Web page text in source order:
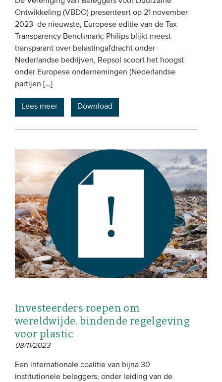
Ontwikkeling (VBDO) presenteert op 21 november
2023 de nieuwste, Europese editie van de Tax
Transparency Benchmark; Philips blijkt meest
transparant over belastingafdracht onder
Nederlandse bedrijven, Repsol scoort het hoogst
onder Europese ondernemingen (Nederlandse
partijen […]
Lees meer Download
Investeerders roepen om
wereldwijde, bindende regelgeving
voor plastic
08/11/2023
Een internationale coalitie van bijna 30
institutionele beleggers, onder leiding van de